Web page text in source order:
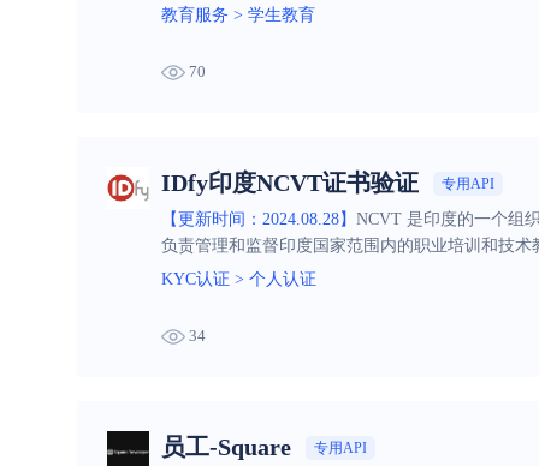
教育服务 > 学生教育
70
IDfy印度NCVT证书验证 专用API
【更新时间：2024.08.28】 NCVT 是印度的一个组
负责管理和监督印度国家范围内的职业培训和技
验证，您可以通过与政府数据库进行交叉验证来
KYC认证 > 个人认证
34
员工-Square 专用API